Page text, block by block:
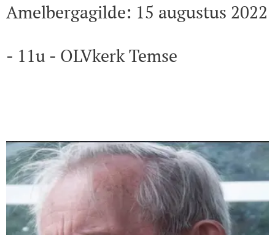
Amelbergagilde: 15 augustus 2022
- 11u - OLVkerk Temse